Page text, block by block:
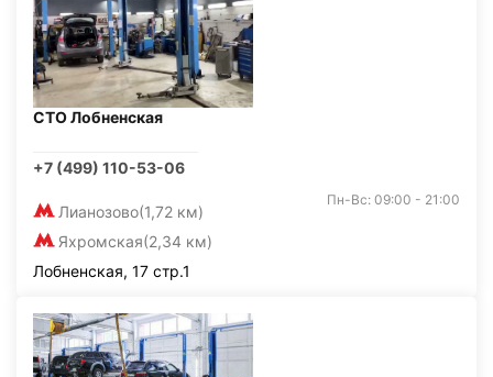
СТО Лобненская
+7 (499) 110-53-06
Лианозово(1,72 км)
Яхромская(2,34 км)
Пн-Вс: 09:00 - 21:00
Лобненская, 17 стр.1